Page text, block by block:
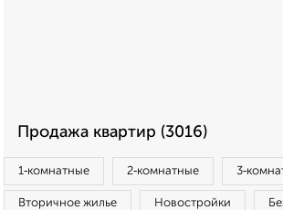
Продажа квартир (3016)
1‑комнатные 2‑комнатные
Вторичное жилье Новостройки